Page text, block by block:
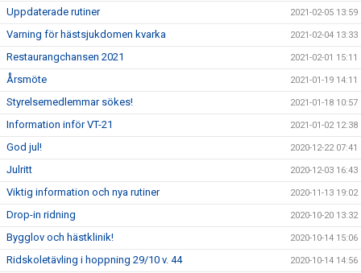
Uppdaterade rutiner 2021-02-05 13:59
Varning för hästsjukdomen kvarka 2021-02-04 13:33
Restaurangchansen 2021 2021-02-01 15:11
Årsmöte 2021-01-19 14:11
Styrelsemedlemmar sökes! 2021-01-18 10:57
Information inför VT-21 2021-01-02 12:38
God jul! 2020-12-22 07:41
Julritt 2020-12-03 16:43
Viktig information och nya rutiner 2020-11-13 19:02
Drop-in ridning 2020-10-20 13:32
Bygglov och hästklinik! 2020-10-14 15:06
Ridskoletävling i hoppning 29/10 v. 44 2020-10-14 14:56